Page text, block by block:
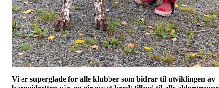
Vi er superglade for alle klubber som bidrar til utviklingen av